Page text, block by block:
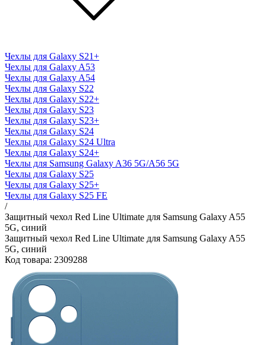
Чехлы для Galaxy S21+
Чехлы для Galaxy A53
Чехлы для Galaxy A54
Чехлы для Galaxy S22
Чехлы для Galaxy S22+
Чехлы для Galaxy S23
Чехлы для Galaxy S23+
Чехлы для Galaxy S24
Чехлы для Galaxy S24 Ultra
Чехлы для Galaxy S24+
Чехлы для Samsung Galaxy A36 5G/A56 5G
Чехлы для Galaxy S25
Чехлы для Galaxy S25+
Чехлы для Galaxy S25 FE
/
Защитный чехол Red Line Ultimate для Samsung Galaxy A55
5G, синий
Защитный чехол Red Line Ultimate для Samsung Galaxy A55
5G, синий
Код товара: 2309288